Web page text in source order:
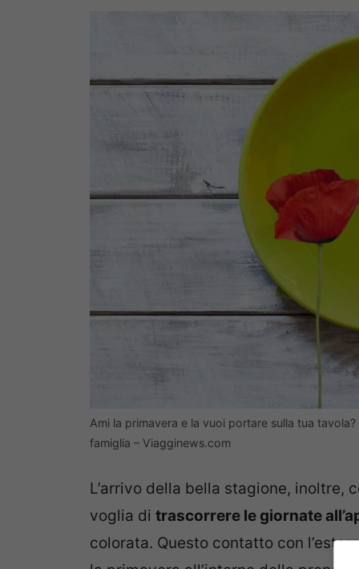
Ami la primavera e la vuoi portare sulla tua
famiglia – Viagginews.com
L’arrivo della bella stagione, inoltre,
voglia di trascorrere le giornate
colorata. Questo contatto con